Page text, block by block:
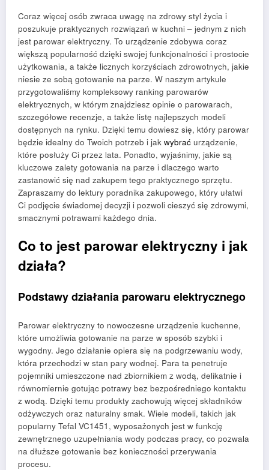
Coraz więcej osób zwraca uwagę na zdrowy styl życia i
poszukuje praktycznych rozwiązań w kuchni – jednym z nich
jest parowar elektryczny. To urządzenie zdobywa coraz
większą popularność dzięki swojej funkcjonalności i prostocie
użytkowania, a także licznych korzyściach zdrowotnych, jakie
niesie ze sobą gotowanie na parze. W naszym artykule
przygotowaliśmy kompleksowy ranking parowarów
elektrycznych, w którym znajdziesz opinie o parowarach,
szczegółowe recenzje, a także listę najlepszych modeli
dostępnych na rynku. Dzięki temu dowiesz się, który parowar
będzie idealny do Twoich potrzeb i jak wybrać urządzenie,
które posłuży Ci przez lata. Ponadto, wyjaśnimy, jakie są
kluczowe zalety gotowania na parze i dlaczego warto
zastanowić się nad zakupem tego praktycznego sprzętu.
Zapraszamy do lektury poradnika zakupowego, który ułatwi
Ci podjęcie świadomej decyzji i pozwoli cieszyć się zdrowymi,
smacznymi potrawami każdego dnia.
Co to jest parowar elektryczny i jak
działa?
Podstawy działania parowaru elektrycznego
Parowar elektryczny to nowoczesne urządzenie kuchenne,
które umożliwia gotowanie na parze w sposób szybki i
wygodny. Jego działanie opiera się na podgrzewaniu wody,
która przechodzi w stan pary wodnej. Para ta penetruje
pojemniki umieszczone nad zbiornikiem z wodą, delikatnie i
równomiernie gotując potrawy bez bezpośredniego kontaktu
z wodą. Dzięki temu produkty zachowują więcej składników
odżywczych oraz naturalny smak. Wiele modeli, takich jak
popularny Tefal VC1451, wyposażonych jest w funkcję
zewnętrznego uzupełniania wody podczas pracy, co pozwala
na dłuższe gotowanie bez konieczności przerywania
procesu.